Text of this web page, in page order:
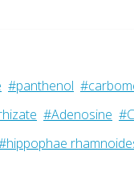
#panthenol
#Adenosine